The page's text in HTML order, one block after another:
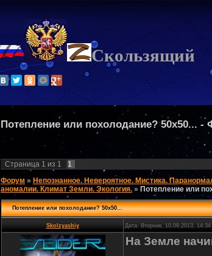
Скользящий
Потепление или похолодание? 50х50... -
Страница 1 из 1
1
Форум » Непознанное. Невероятное. Мистика.
аномалии. Климат Земли. Экология. » Потепление или
Потепление или похолодание? 50х50...
Skolzyashiy Дата: Вторник, 10.09.2013,
На Земле